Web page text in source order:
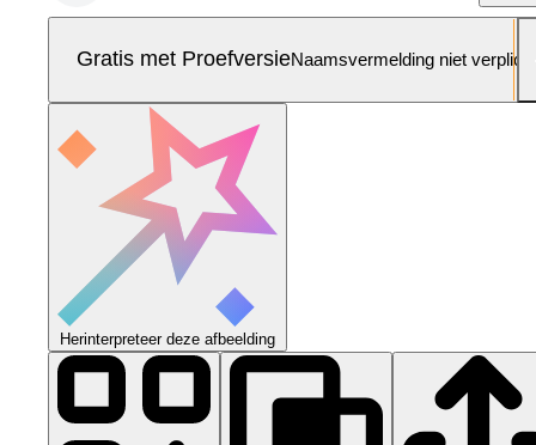
Gratis met ProefversieNaamsvermelding niet verplicht
Herinterpreteer deze afbeelding